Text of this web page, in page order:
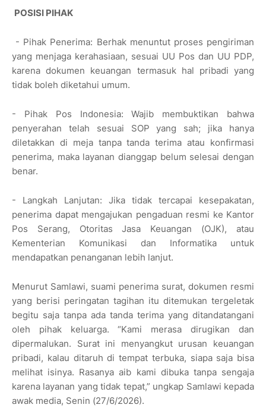
POSISI PIHAK
- Pihak Penerima: Berhak menuntut proses pengiriman
yang menjaga kerahasiaan, sesuai UU Pos dan UU PDP,
karena dokumen keuangan termasuk hal pribadi yang
tidak boleh diketahui umum.
- Pihak Pos Indonesia: Wajib membuktikan bahwa
penyerahan telah sesuai SOP yang sah; jika hanya
diletakkan di meja tanpa tanda terima atau konfirmasi
penerima, maka layanan dianggap belum selesai dengan
benar.
- Langkah Lanjutan: Jika tidak tercapai kesepakatan,
penerima dapat mengajukan pengaduan resmi ke Kantor
Pos Serang, Otoritas Jasa Keuangan (OJK), atau
Kementerian Komunikasi dan Informatika untuk
mendapatkan penanganan lebih lanjut.
Menurut Samlawi, suami penerima surat, dokumen resmi
yang berisi peringatan tagihan itu ditemukan tergeletak
begitu saja tanpa ada tanda terima yang ditandatangani
oleh pihak keluarga. “Kami merasa dirugikan dan
dipermalukan. Surat ini menyangkut urusan keuangan
pribadi, kalau ditaruh di tempat terbuka, siapa saja bisa
melihat isinya. Rasanya aib kami dibuka tanpa sengaja
karena layanan yang tidak tepat,” ungkap Samlawi kepada
awak media, Senin (27/6/2026).